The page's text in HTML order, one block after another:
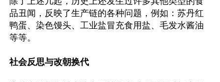
品丑闻，反映了生产链的各种问题，例如：苏丹红
鸭蛋、染色馒头、工业盐冒充食用盐、毛发水酱油
等等。
社会反思与改朝换代